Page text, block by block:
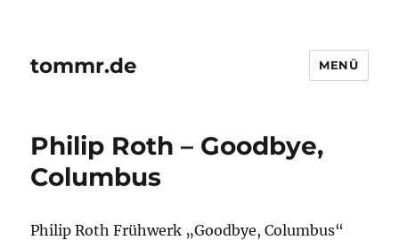
tommr.de MENÜ
Philip Roth – Goodbye,
Columbus
Philip Roth Frühwerk „Goodbye, Columbus“